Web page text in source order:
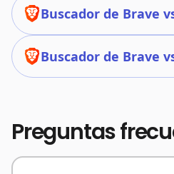
Buscador de Brave
Buscador de Brave
Preguntas